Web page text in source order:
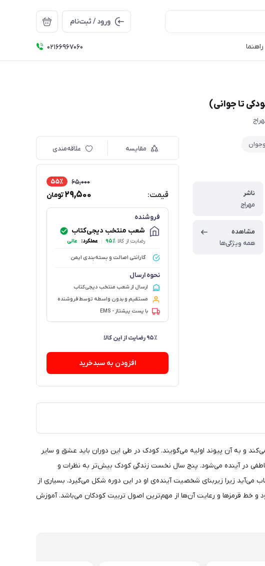
ورود / ثبت‌نام
راهنما ۰۲۱66967060
تا جوانی)
ناشر
مهراج
مشاهده
همه ویژگی‌ها
مقایسه علاقه‌مندی
قیمت:
65,000 55٪
29,500تومان
فروشنده
شعب منتخب دیجی‌کتاب
رضایت از کالا ۹۵٪ عملکرد: عالی
گارانتی اصالت و بسته‌بندی ایمن
نحوه ارسال
ارسال از شعب منتخب دیجی‌کتاب
مستقیم و بدون واسطه توسط فروشنده
با پست پیشتاز - EMS
افزودن به سبدخرید
می‌کند و به آن پیوند اولیه می‌گویند. کودک در طی این دوران باید عشق و سایر
در آینده می‌شود. پنج سال نخست زندگی کودک بیش‌تر به نظرات و
زیرا زیربنای شخصیت آینده‌ی او در این دوره شکل می‌گیرد. بسیاری از
و خط قرمزها و رعایت آن‌ها از مهم‌ترین اصول تربیت کودکان می‌باشد. آموزش